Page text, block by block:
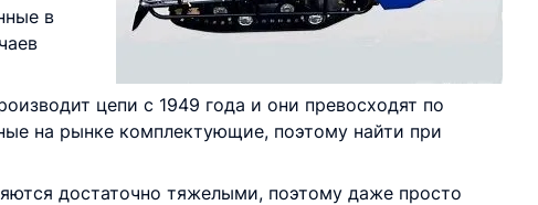
в
цепи с 1949 года и они превосходят по
на рынке комплектующие, поэтому найти при
достаточно тяжелыми, поэтому даже просто